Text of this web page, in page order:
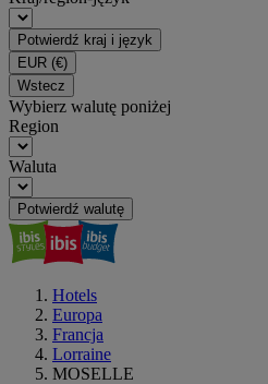
Potwierdź kraj i język
EUR (€)
Wstecz
Wybierz walutę poniżej
Region
Waluta
Potwierdź walutę
Hotels
Europa
Francja
Lorraine
MOSELLE